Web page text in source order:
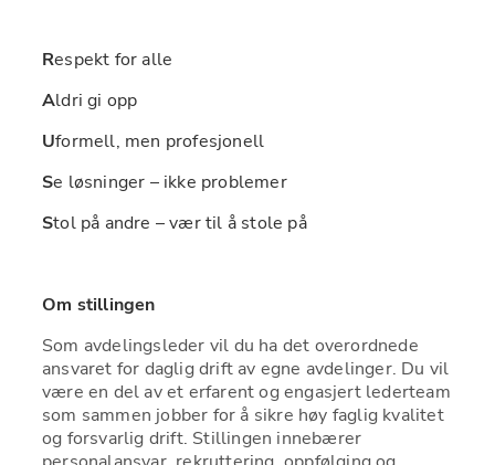
Respekt for alle
Aldri gi opp
Uformell, men profesjonell
Se løsninger – ikke problemer
Stol på andre – vær til å stole på
Om stillingen
Som avdelingsleder vil du ha det overordnede
ansvaret for daglig drift av egne avdelinger. Du vil
være en del av et erfarent og engasjert lederteam
som sammen jobber for å sikre høy faglig kvalitet
og forsvarlig drift. Stillingen innebærer